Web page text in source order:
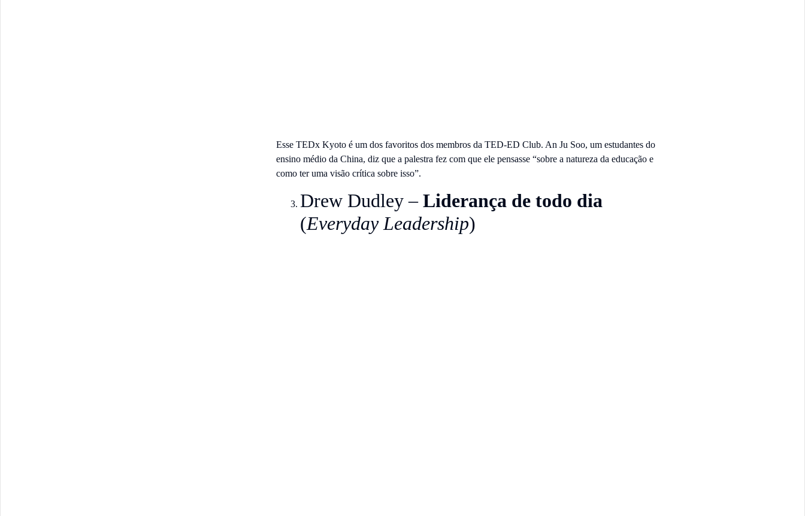
Esse TEDx Kyoto é um dos favoritos dos membros da TED-ED Club. An Ju Soo, um estudantes do
ensino médio da China, diz que a palestra fez com que ele pensasse “sobre a natureza da educação e
como ter uma visão crítica sobre isso”.
Drew Dudley –Liderança de todo dia
(Everyday Leadership)